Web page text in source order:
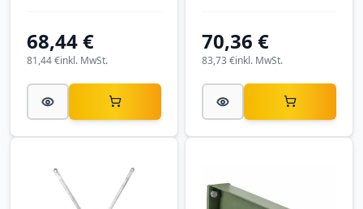
68,44 €
inkl. MwSt.
81,44 €
70,36 €
inkl. MwSt.
83,73 €